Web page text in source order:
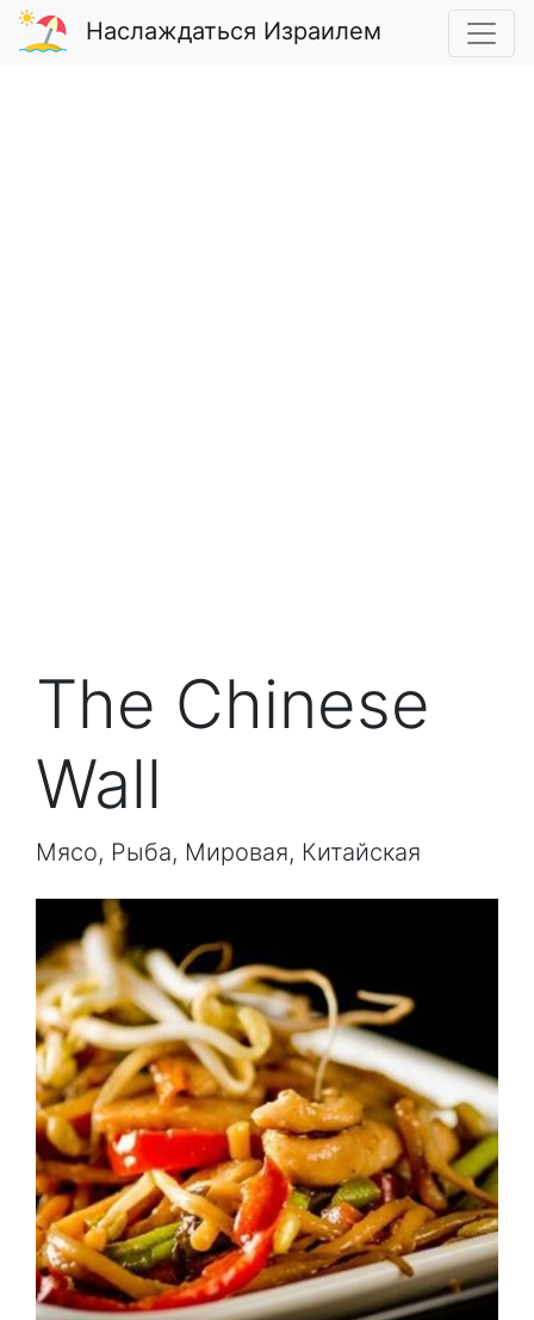
Наслаждаться Израилем
The Chinese
Wall
Мясо, Рыба, Мировая, Китайская